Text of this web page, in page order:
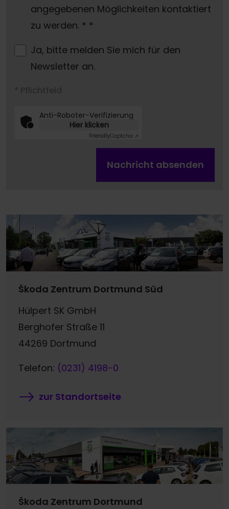
angegebenen Möglichkeiten kontaktiert
zu werden. * *
Ja, bitte melden Sie mich für den
Newsletter an.
* Pflichtfeld
Anti-Roboter-Verifizierung
Hier klicken
FriendlyCaptcha ⇗
Nachricht absenden
Škoda Zentrum Dortmund Süd
Hülpert SK GmbH
Berghofer Straße 11
44269 Dortmund
Telefon: (0231) 4198-0
zur Standortseite
Škoda Zentrum Dortmund